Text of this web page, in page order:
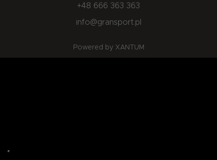
+48 666 363 363
info@gransport.pl
Powered by XANTUM